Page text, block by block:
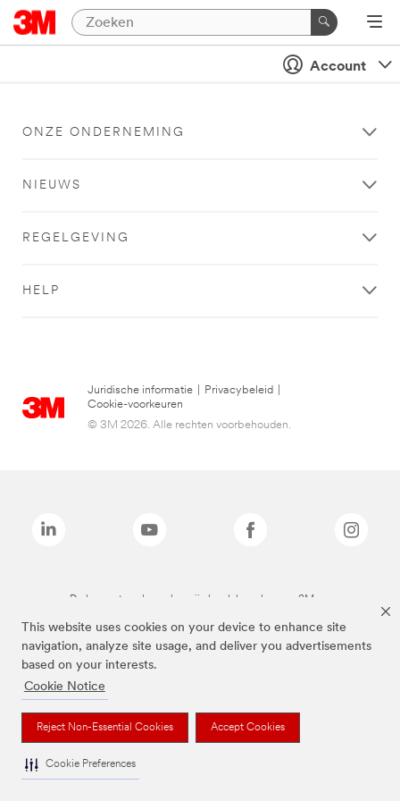
This website uses cookies on your device to enhance site
navigation, analyze site usage, and deliver you advertisements
based on your interests.
Cookie Notice
Reject Non-Essential Cookies Accept Cookies
Cookie Preferences
Account
ONZE ONDERNEMING
NIEUWS
REGELGEVING
HELP
Juridische informatie Privacybeleid
Cookie-voorkeuren
© 3M 2026. Alle rechten voorbehouden.
De bovenstaande merken zijn handelsmerken van 3M.we